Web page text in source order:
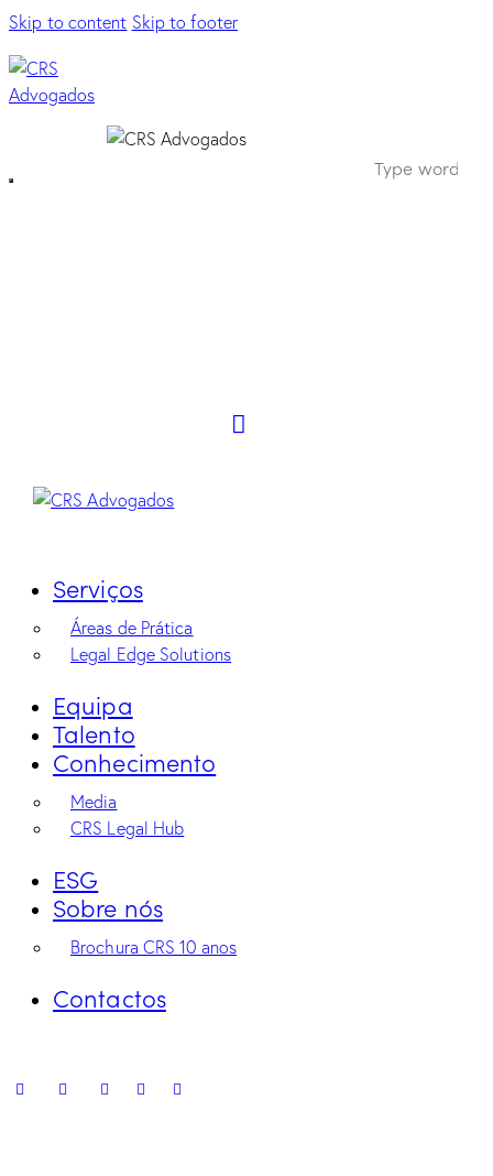
Skip to content Skip to footer
Serviços
Áreas de Prática
Legal Edge Solutions
Equipa
Talento
Conhecimento
Media
CRS Legal Hub
ESG
Sobre nós
Brochura CRS 10 anos
Contactos